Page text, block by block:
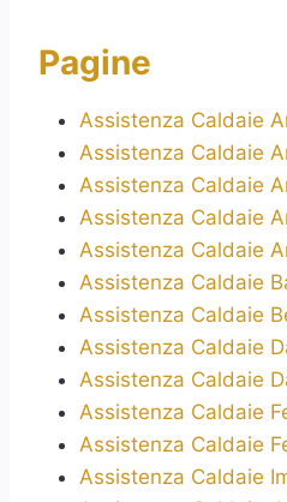
Pagine
Assistenza Caldaie
Assistenza Caldaie
Assistenza Caldaie
Assistenza Caldaie
Assistenza Caldaie
Assistenza Caldaie
Assistenza Caldaie
Assistenza Caldaie
Assistenza Caldaie
Assistenza Caldaie
Assistenza Caldaie
Assistenza Caldaie